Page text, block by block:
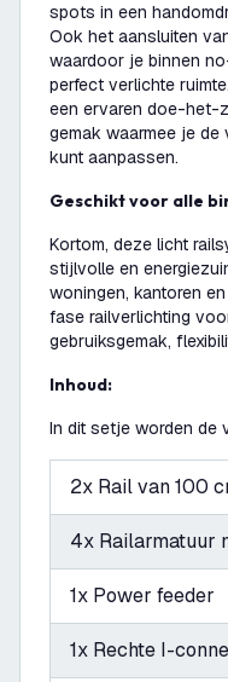
spots in een
Ook het aansluiten
waardoor je binnen
perfect verlichte
een ervaren doe-het-
gemak waarmee je
kunt aanpassen.
Geschikt voor alle
Kortom, deze licht
stijlvolle en
woningen, kantoren
fase railverlichting
gebruiksgemak,
Inhoud:
In dit setje worden de
2x Rail van 100
4x Railarmatuur
1x Power feeder
1x Rechte I-